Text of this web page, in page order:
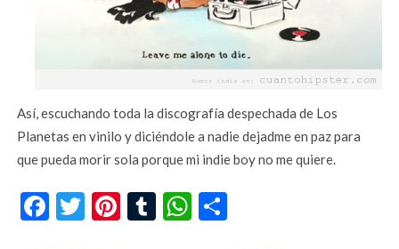
Así, escuchando toda la discografía despechada de Los
Planetas en vinilo y diciéndole a nadie dejadme en paz para
que pueda morir sola porque mi indie boy no me quiere.
Facebook
Twitter
Pinterest
TumblrWhatsApp